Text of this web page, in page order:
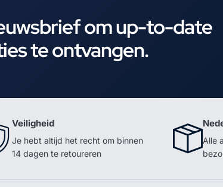
om up-to-date
te ontvangen.
Veiligheid
Je hebt altijd het recht om binnen
14 dagen te retoureren
Alle